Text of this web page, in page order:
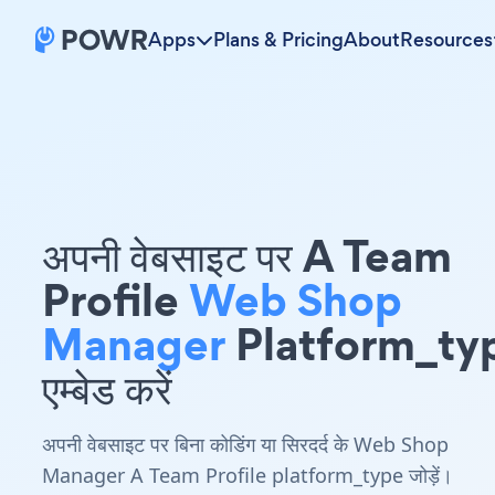
Apps Plans & PricingAboutResources
अपनी वेबसाइट पर A Team
ProfileWeb Shop
Manager
एम्बेड करें
अपनी वेबसाइट पर बिना कोडिंग या सिरदर्द के Web Shop
Manager A Team Profile platform_type जोड़ें।